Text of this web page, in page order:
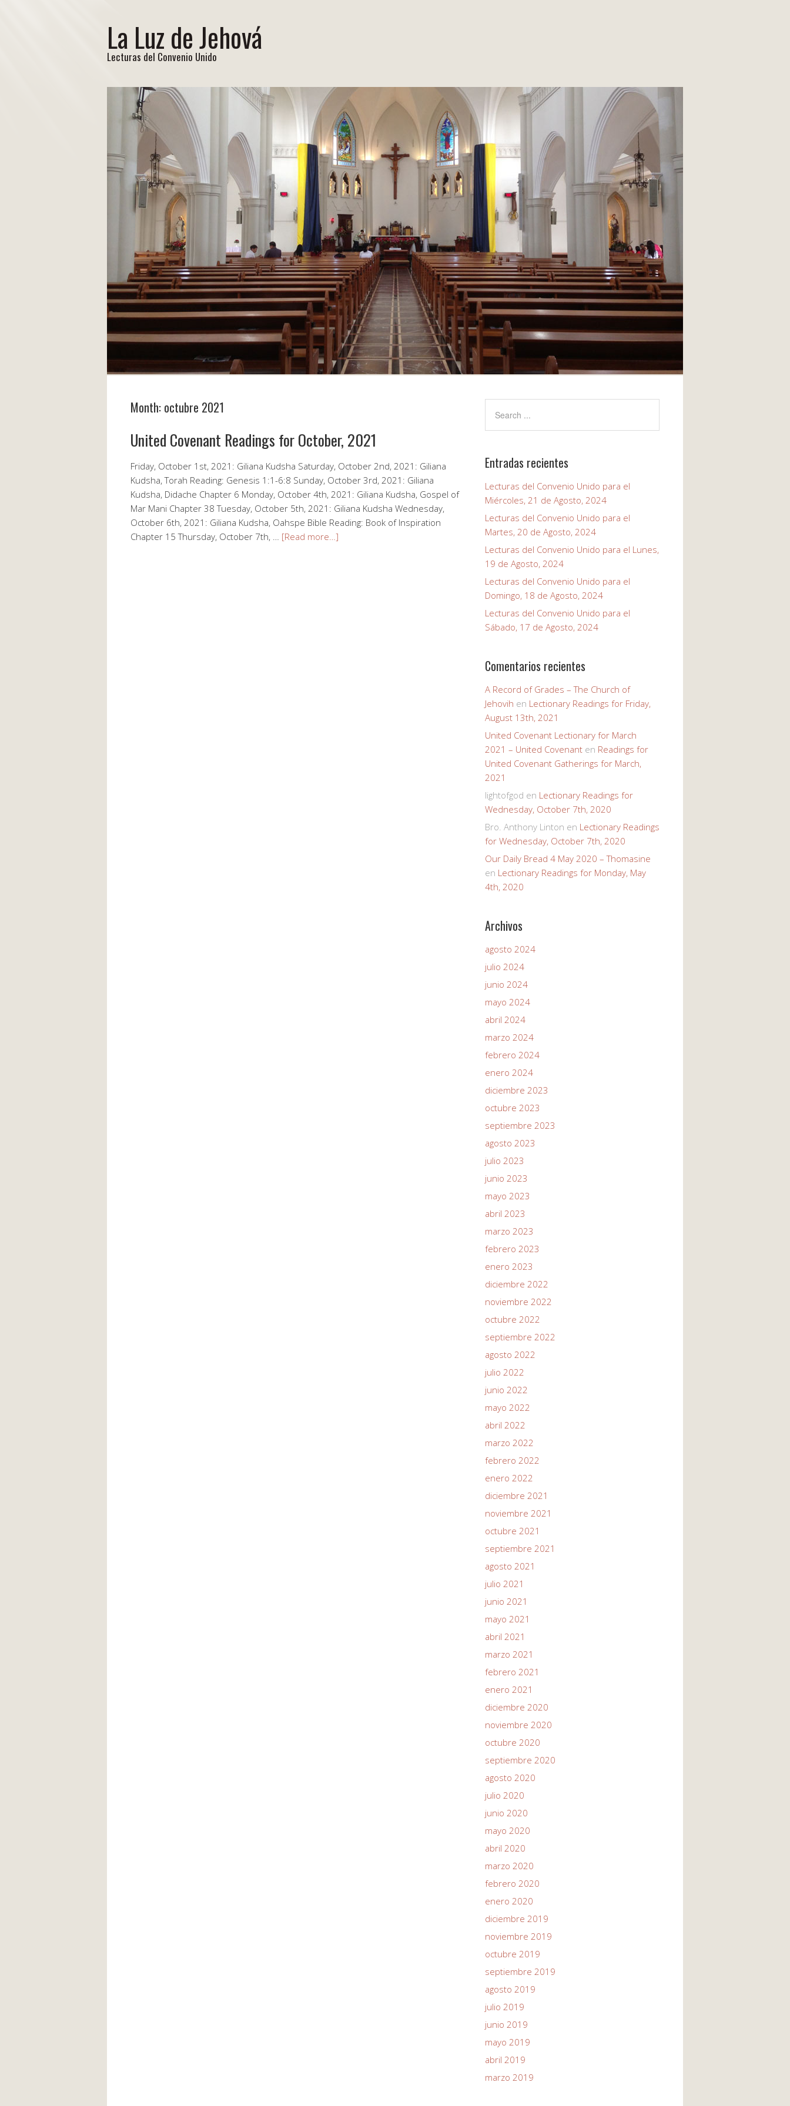
La Luz de Jehová
Lecturas del Convenio Unido
Month: octubre 2021
United Covenant Readings for October, 2021
Friday, October 1st, 2021: Giliana Kudsha Saturday, October 2nd, 2021: Giliana
Kudsha, Torah Reading: Genesis 1:1-6:8 Sunday, October 3rd, 2021: Giliana
Kudsha, Didache Chapter 6 Monday, October 4th, 2021: Giliana Kudsha, Gospel of
Mar Mani Chapter 38 Tuesday, October 5th, 2021: Giliana Kudsha Wednesday,
October 6th, 2021: Giliana Kudsha, Oahspe Bible Reading: Book of Inspiration
Chapter 15 Thursday, October 7th, … [Read more…]
Entradas recientes
Lecturas del Convenio Unido para el
Miércoles, 21 de Agosto, 2024
Lecturas del Convenio Unido para el
Martes, 20 de Agosto, 2024
Lecturas del Convenio Unido para el Lunes,
19 de Agosto, 2024
Lecturas del Convenio Unido para el
Domingo, 18 de Agosto, 2024
Lecturas del Convenio Unido para el
Sábado, 17 de Agosto, 2024
Comentarios recientes
A Record of Grades – The Church of
Jehovih en Lectionary Readings for Friday,
August 13th, 2021
United Covenant Lectionary for March
2021 – United Covenant en Readings for
United Covenant Gatherings for March,
2021
lightofgod en Lectionary Readings for
Wednesday, October 7th, 2020
Bro. Anthony Linton en Lectionary Readings
for Wednesday, October 7th, 2020
Our Daily Bread 4 May 2020 – Thomasine
en Lectionary Readings for Monday, May
4th, 2020
Archivos
agosto 2024
julio 2024
junio 2024
mayo 2024
abril 2024
marzo 2024
febrero 2024
enero 2024
diciembre 2023
octubre 2023
septiembre 2023
agosto 2023
julio 2023
junio 2023
mayo 2023
abril 2023
marzo 2023
febrero 2023
enero 2023
diciembre 2022
noviembre 2022
octubre 2022
septiembre 2022
agosto 2022
julio 2022
junio 2022
mayo 2022
abril 2022
marzo 2022
febrero 2022
enero 2022
diciembre 2021
noviembre 2021
octubre 2021
septiembre 2021
agosto 2021
julio 2021
junio 2021
mayo 2021
abril 2021
marzo 2021
febrero 2021
enero 2021
diciembre 2020
noviembre 2020
octubre 2020
septiembre 2020
agosto 2020
julio 2020
junio 2020
mayo 2020
abril 2020
marzo 2020
febrero 2020
enero 2020
diciembre 2019
noviembre 2019
octubre 2019
septiembre 2019
agosto 2019
julio 2019
junio 2019
mayo 2019
abril 2019
marzo 2019